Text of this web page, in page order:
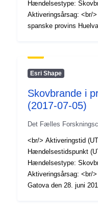
Hændelsestype:
Aktiveringsårsag: <br/> En ny skovbrand er aktiv i den
spanske provins
0<br/> Afgrænsningsprodukter: 5<br/> Klassificering af
produkter: 3<br/> <br/> Copernicus'
der finansieres af
formål at forsyne
humanitær bistand,
på satellitbilleder.<br/>
Esri Shape
Skovbrande i
(2017-07-05)
Det Fælles
<br/> Aktiveringstid (UTC): 2017-07-05 07:27:00<br/>
Hændelsestidspunkt
Hændelsestype:
Aktiveringsårsag: <br/> En ny skovbrand brød ud i
Gatova den 28. juni